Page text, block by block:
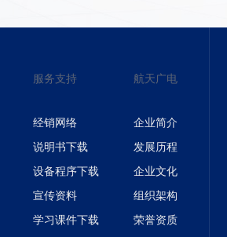
服务支持
经销网络
说明书下载
设备程序下载
宣传资料
学习课件下载
航天广电
企业简介
发展历程
企业文化
组织架构
荣誉资质